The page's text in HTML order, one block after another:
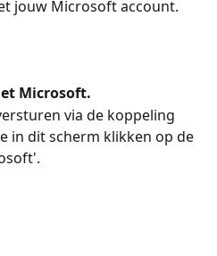
jouw Microsoft account.
Microsoft.
via de koppeling
in dit scherm klikken op de